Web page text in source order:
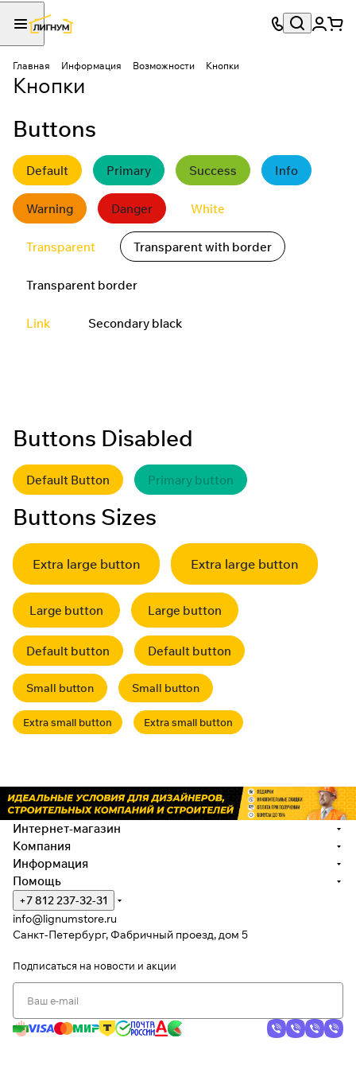
Главная Информация Возможности Кнопки
Кнопки
Buttons
Default Primary Success Info
Warning Danger White
Transparent Transparent with border
Transparent border
Link Secondary black
Buttons Disabled
Default Button Primary button
Buttons Sizes
Extra large button Extra large button
Large button Large button
Default button Default button
Small button Small button
Extra small button Extra small button
Интернет-магазин
Компания
Информация
Помощь
+7 812 237-32-31
info@lignumstore.ru
Санкт-Петербург, Фабричный проезд, дом 5
Подписаться на новости и акции